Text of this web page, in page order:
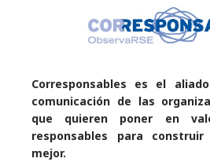
Corresponsables es el
comunicación de las
que quieren poner en
responsables para
mejor.